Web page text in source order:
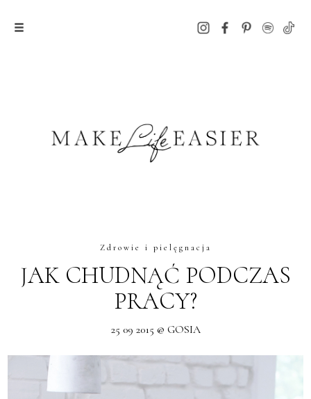
Zdrowie i pielęgnacja
JAK CHUDNĄĆ PODCZAS
PRACY?
25 09 2015 @ GOSIA